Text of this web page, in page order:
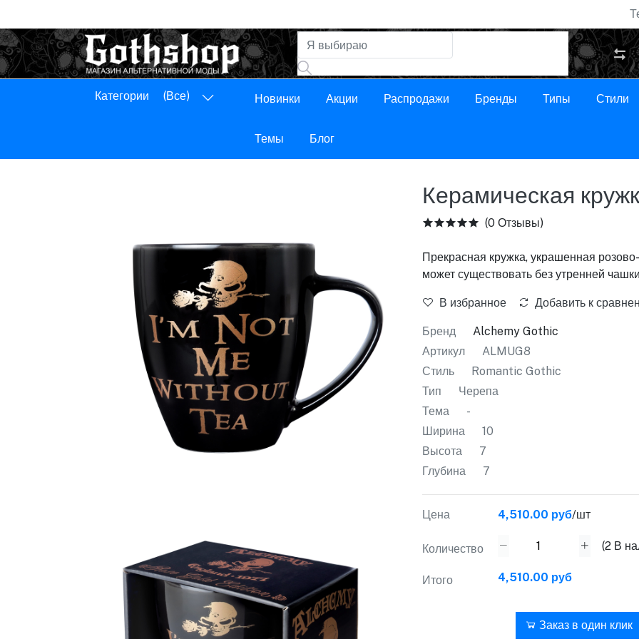
Панель управления
Категории (Все) Новинки Акции Распродажи Бренды Типы Стили
Темы Блог
Керамическая
(0 Отзывы)
Прекрасная кружка, украшенная
может существовать без утренней
В избранное Добавить к
Бренд
Alchemy Gothic
Артикул
ALMUG8
Стиль
Romantic Gothic
Тип
Черепа
Тема
-
Ширина
10
Высота
7
Глубина
7
Цена 4,510.00 руб/шт
Количество (2В
Итого 4,510.00 руб
Заказ в один клик